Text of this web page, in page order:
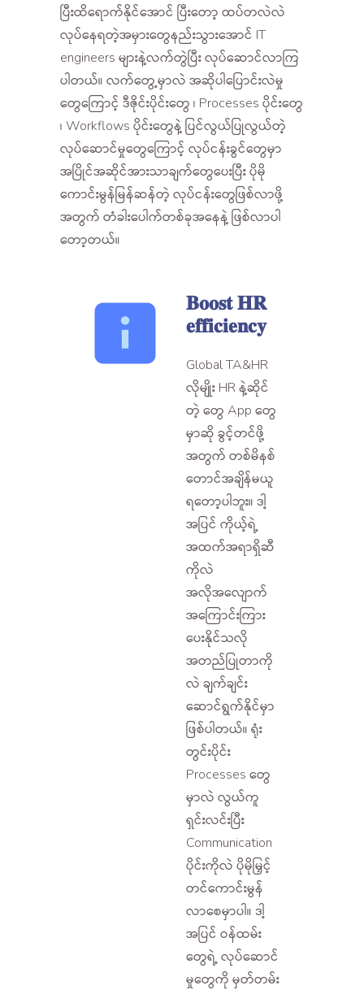
ပြီးထိရောက်နိုင်အောင် ပြီးတော့ ထပ်တလဲလဲ
လုပ်နေရတဲ့အမှားတွေနည်းသွားအောင် IT
engineers များနဲ့လက်တွဲပြီး လုပ်ဆောင်လာကြ
ပါတယ်။ လက်တွေ့မှာလဲ အဆိုပါပြောင်းလဲမှု
တွေကြောင့် ဒီဇိုင်းပိုင်းတွေ ၊ Processes ပိုင်းတွေ
၊ Workflows ပိုင်းတွေနဲ့ ပြင်လွယ်ပြုလွယ်တဲ့
လုပ်ဆောင်မှုတွေကြောင့် လုပ်ငန်းခွင်တွေမှာ
အပြိုင်အဆိုင်အားသာချက်တွေပေးပြီး ပိုမို
ကောင်းမွန်မြန်ဆန်တဲ့ လုပ်ငန်းတွေဖြစ်လာဖို့
အတွက် တံခါးပေါက်တစ်ခုအနေနဲ့ ဖြစ်လာပါ
တော့တယ်။
𝐁𝐨𝐨𝐬𝐭 𝐇𝐑
𝐞𝐟𝐟𝐢𝐜𝐢𝐞𝐧𝐜𝐲
Global TA&HR
လိုမျိုး HR နဲ့ဆိုင်
တဲ့ တွေ App တွေ
မှာဆို ခွင့်တင်ဖို့
အတွက် တစ်မိနစ်
တောင်အချိန်မယူ
ရတော့ပါဘူး။ ဒါ့
အပြင် ကိုယ့်ရဲ့
အထက်အရာရှိဆီ
ကိုလဲ
အလိုအလျောက်
အကြောင်းကြား
ပေးနိုင်သလို
အတည်ပြုတာကို
လဲ ချက်ချင်း
ဆောင်ရွက်နိုင်မှာ
ဖြစ်ပါတယ်။ ရုံး
တွင်းပိုင်း
Processes တွေ
မှာလဲ လွယ်ကူ
ရှင်းလင်းပြီး
Communication
ပိုင်းကိုလဲ ပိုမိုမြှင့်
တင်ကောင်းမွန်
လာစေမှာပါ။ ဒါ့
အပြင် ဝန်ထမ်း
တွေရဲ့ လုပ်ဆောင်
မှုတွေကို မှတ်တမ်း